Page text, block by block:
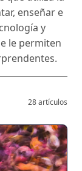
enseñar e
y
le permiten
28 artículos